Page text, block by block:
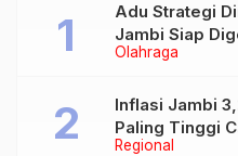
Olahraga
Adu Strategi
Jambi Siap
Regional
Inflasi Jambi
Paling Tinggi